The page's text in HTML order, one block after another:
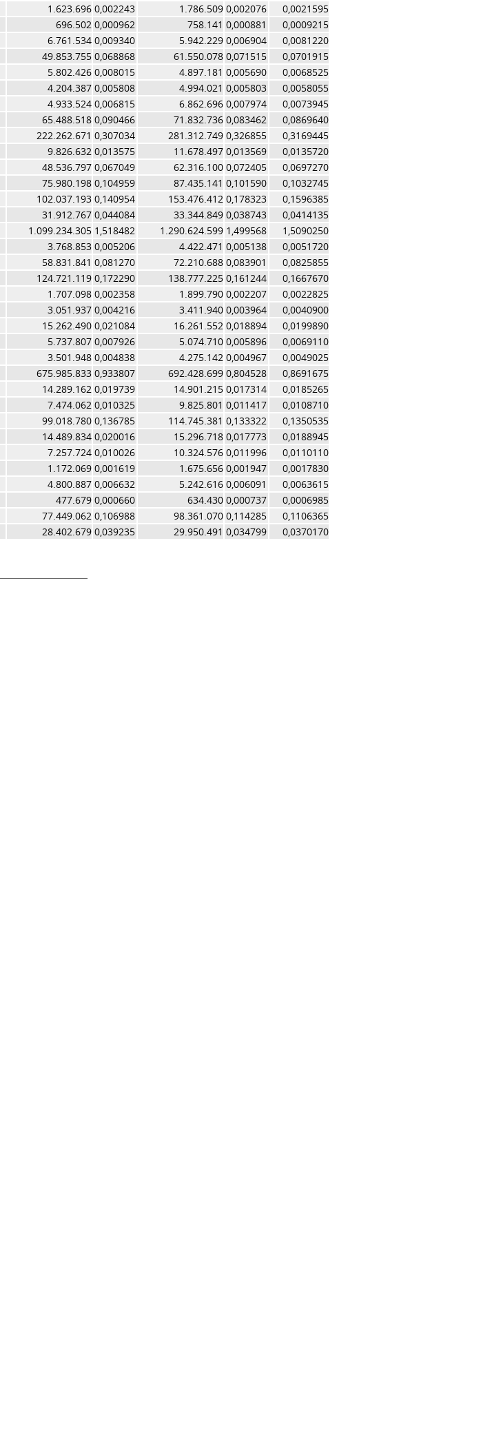
1.623.696 0,002243 1.786.509 0,002076
0,0021595
696.502 0,000962 758.141 0,000881
0,0009215
6.761.534 0,009340 5.942.229 0,006904
0,0081220
49.853.755 0,068868 61.550.078 0,071515
0,0701915
5.802.426 0,008015 4.897.181 0,005690
0,0068525
4.204.387 0,005808 4.994.021 0,005803
0,0058055
4.933.524 0,006815 6.862.696 0,007974
0,0073945
65.488.518 0,090466 71.832.736 0,083462
0,0869640
222.262.671 0,307034 281.312.749 0,326855
0,3169445
9.826.632 0,013575 11.678.497 0,013569
0,0135720
48.536.797 0,067049 62.316.100 0,072405
0,0697270
75.980.198 0,104959 87.435.141 0,101590
0,1032745
102.037.193 0,140954 153.476.412 0,178323
0,1596385
31.912.767 0,044084 33.344.849 0,038743
0,0414135
1.099.234.305 1,518482 1.290.624.599 1,499568
1,5090250
3.768.853 0,005206 4.422.471 0,005138
0,0051720
58.831.841 0,081270 72.210.688 0,083901
0,0825855
124.721.119 0,172290 138.777.225 0,161244
0,1667670
1.707.098 0,002358 1.899.790 0,002207
0,0022825
3.051.937 0,004216 3.411.940 0,003964
0,0040900
15.262.490 0,021084 16.261.552 0,018894
0,0199890
5.737.807 0,007926 5.074.710 0,005896
0,0069110
3.501.948 0,004838 4.275.142 0,004967
0,0049025
675.985.833 0,933807 692.428.699 0,804528
0,8691675
14.289.162 0,019739 14.901.215 0,017314
0,0185265
7.474.062 0,010325 9.825.801 0,011417
0,0108710
99.018.780 0,136785 114.745.381 0,133322
0,1350535
14.489.834 0,020016 15.296.718 0,017773
0,0188945
7.257.724 0,010026 10.324.576 0,011996
0,0110110
1.172.069 0,001619 1.675.656 0,001947
0,0017830
4.800.887 0,006632 5.242.616 0,006091
0,0063615
477.679 0,000660 634.430 0,000737
0,0006985
77.449.062 0,106988 98.361.070 0,114285
0,1106365
28.402.679 0,039235 29.950.491 0,034799 0,0370170